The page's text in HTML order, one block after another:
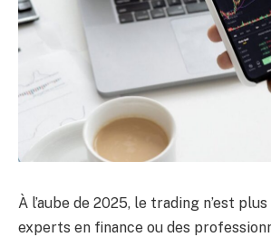
À l’aube de 2025, le trading n’est plus
experts en finance ou des